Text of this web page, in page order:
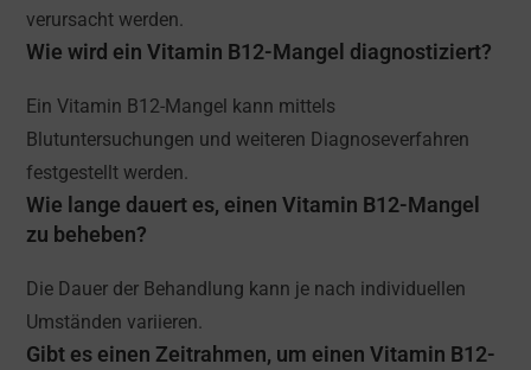
verursacht werden.
Wie wird ein Vitamin B12-Mangel diagnostiziert?
Ein Vitamin B12-Mangel kann mittels
Blutuntersuchungen und weiteren Diagnoseverfahren
festgestellt werden.
Wie lange dauert es, einen Vitamin B12-Mangel
zu beheben?
Die Dauer der Behandlung kann je nach individuellen
Umständen variieren.
Gibt es einen Zeitrahmen, um einen Vitamin B12-